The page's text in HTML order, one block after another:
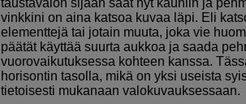
taustavalon sijaan saat nyt kauniin ja
vinkkini on aina katsoa kuvaa läpi. Eli
elementtejä tai jotain muuta, joka vie
päätät käyttää suurta aukkoa ja saada
vuorovaikutuksessa kohteen kanssa.
horisontin tasolla, mikä on yksi useista
tietoisesti mukanaan valokuvauksessaan.